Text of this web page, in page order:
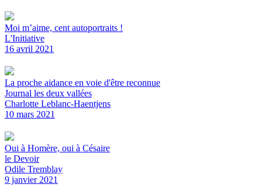
Moi m’aime, cent autoportraits !
L'Initiative
16 avril 2021
La proche aidance en voie d'être reconnue
Journal les deux vallées
Charlotte Leblanc-Haentjens
10 mars 2021
Oui à Homère, oui à Césaire
le Devoir
Odile Tremblay
9 janvier 2021